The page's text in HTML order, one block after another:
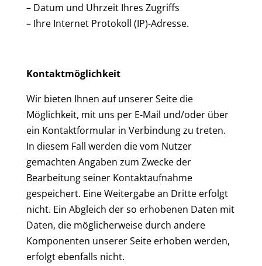
– Datum und Uhrzeit Ihres Zugriffs
– Ihre Internet Protokoll (IP)-Adresse.
Kontaktmöglichkeit
Wir bieten Ihnen auf unserer Seite die
Möglichkeit, mit uns per E-Mail und/oder über
ein Kontaktformular in Verbindung zu treten.
In diesem Fall werden die vom Nutzer
gemachten Angaben zum Zwecke der
Bearbeitung seiner Kontaktaufnahme
gespeichert. Eine Weitergabe an Dritte erfolgt
nicht. Ein Abgleich der so erhobenen Daten mit
Daten, die möglicherweise durch andere
Komponenten unserer Seite erhoben werden,
erfolgt ebenfalls nicht.